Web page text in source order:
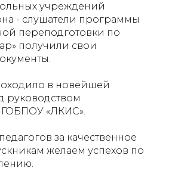
учреждений
- слушатели программы
переподготовки по
получили свои
в новейшей
руководством
ГОБПОУ «ЛКИС».
за качественное
желаем успехов по